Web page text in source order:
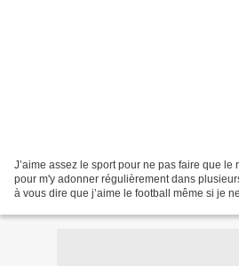
J’aime assez le sport pour ne pas faire que
pour m'y adonner régulièrement dans
à vous dire que j’aime le football même si je